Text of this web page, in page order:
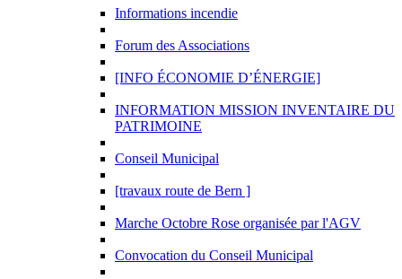
Informations incendie
Forum des Associations
[INFO ÉCONOMIE D’ÉNERGIE]
INFORMATION MISSION INVENTAIRE DU
PATRIMOINE
Conseil Municipal
[travaux route de Bern ]
Marche Octobre Rose organisée par l'AGV
Convocation du Conseil Municipal